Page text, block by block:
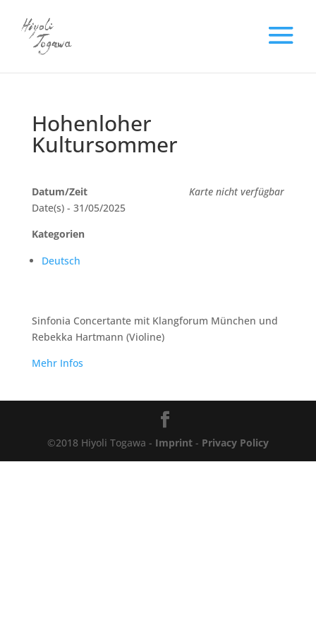
Hohenloher
Kultursommer
Karte nicht verfügbar
Datum/Zeit
Date(s) - 31/05/2025
Kategorien
Deutsch
Sinfonia Concertante mit Klangforum München und
Rebekka Hartmann (Violine)
Mehr Infos
©2018 Hiyoli Togawa - Imprint- Privacy Policy